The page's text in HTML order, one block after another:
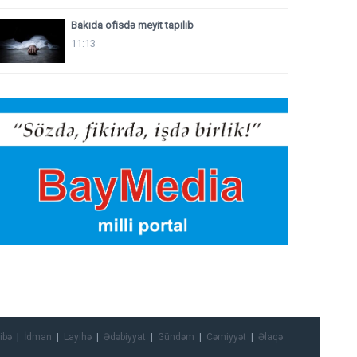
Bakıda ofisdə meyit tapılıb
11:13
İdman Layihə Ədəbiyyat Gündəm Cəmiyyət Əlaqə